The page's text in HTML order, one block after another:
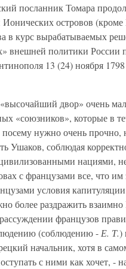
посланник Томара
Ионических островов
в курс вырабатываемых
внешней политики
13 (24) ноября 1798
двор» очень
«союзников», которые в
нужно очень прочно,
Ушаков, соблюдая
нациями,
с французами все, что им
условия
более раздражить
французов
(соблюдению - Е. Т.)
начальник, хотя в
с ними как хочет, -